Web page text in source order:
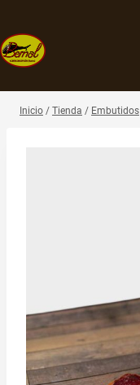
contenido
Inicio / Tienda / Embutidos